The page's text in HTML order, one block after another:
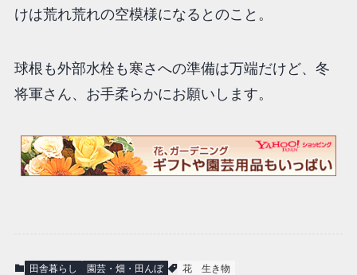
けは荒れ荒れの空模様になるとのこと。
球根も外部水栓も寒さへの準備は万端だけど、冬
将軍さん、お手柔らかにお願いします。
田舎暮らし 園芸・畑・田んぼ 花 生き物